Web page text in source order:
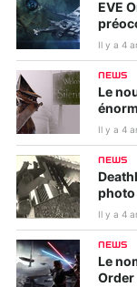
EVE
Il y a 4
NEWS
Le
Il y a 4
NEWS
photo
Il y a 4
NEWS
Le
Order